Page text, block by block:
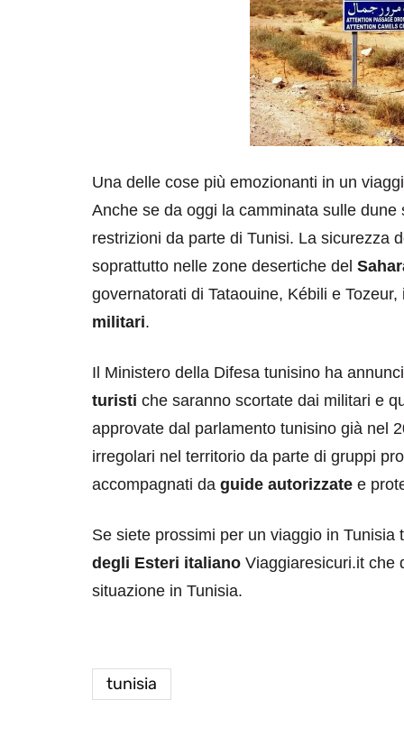
Una delle cose più emozionanti in un
Anche se da oggi la camminata sulle
restrizioni da parte di Tunisi. La sicurezza
soprattutto nelle zone desertiche del
governatorati di Tataouine, Kébili e
militari.
Il Ministero della Difesa tunisino ha
turisti che saranno scortate dai militari e
approvate dal parlamento tunisino già nel
irregolari nel territorio da parte di gruppi
accompagnati da guide autorizzate e
Se siete prossimi per un viaggio in Tunisia
degli Esteri italiano Viaggiaresicuri.it che
situazione in Tunisia.
tunisia